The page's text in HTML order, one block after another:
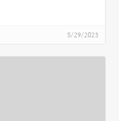
5/29/2023